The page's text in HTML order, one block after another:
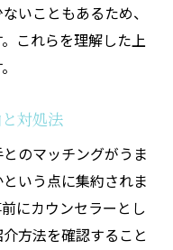
いこともあるため、
これらを理解した上
対処法
のマッチングがうま
いう点に集約されま
にカウンセラーとし
方法を確認すること